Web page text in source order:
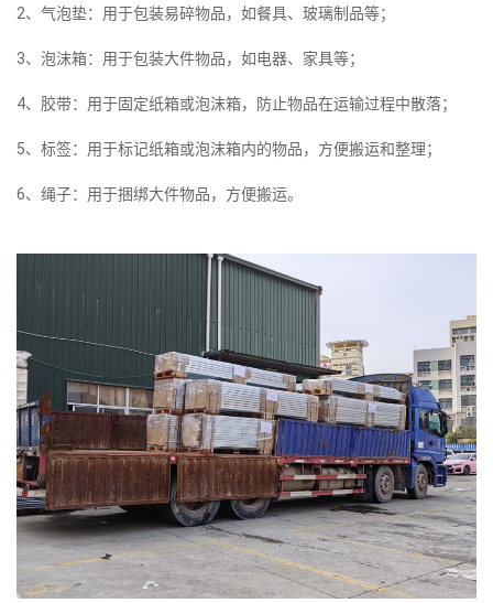
2、气泡垫：用于包装易碎物品，如餐具、玻璃制品等；
3、泡沫箱：用于包装大件物品，如电器、家具等；
4、胶带：用于固定纸箱或泡沫箱，防止物品在运输过程中散落；
5、标签：用于标记纸箱或泡沫箱内的物品，方便搬运和整理；
6、绳子：用于捆绑大件物品，方便搬运。